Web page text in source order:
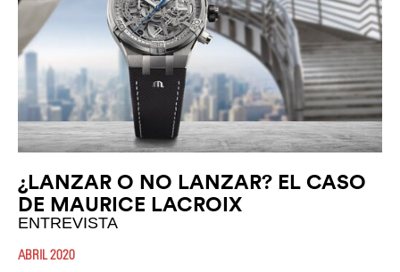
¿LANZAR O NO LANZAR? EL CASO
DE MAURICE LACROIX
ENTREVISTA
ABRIL 2020